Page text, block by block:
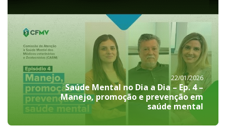
22/01/2026
Saúde Mental no Dia a Dia – Ep. 4 –
Manejo, promoção e prevenção em
saúde mental